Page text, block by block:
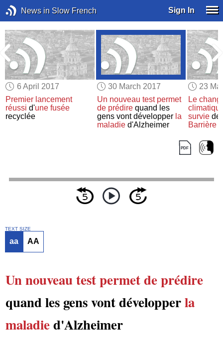
News in Slow French Sign In
6 April 2017
Premier lancement
réussi d'une fusée
recyclée
30 March 2017
Un nouveau test permet
de prédirequand les
gens vont développer la
maladied'Alzheimer
23
Le
surviede
Barrière
TEXT SIZE
aa AA
Un nouveau testpermet de prédire
quand les gens vont développerla
maladied'Alzheimer